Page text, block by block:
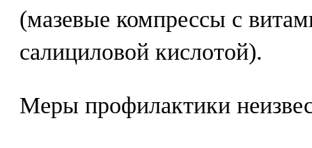
(мазевые компрессы с
салициловой кислотой).
Меры профилактики